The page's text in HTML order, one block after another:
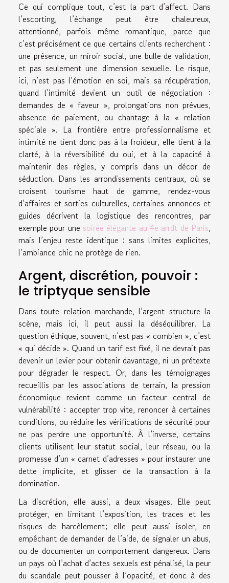
Ce qui complique tout, c’est la part d’affect. Dans
l’escorting, l’échange peut être chaleureux,
attentionné, parfois même romantique, parce que
c’est précisément ce que certains clients recherchent :
une présence, un miroir social, une bulle de validation,
et pas seulement une dimension sexuelle. Le risque,
ici, n’est pas l’émotion en soi, mais sa récupération,
quand l’intimité devient un outil de négociation :
demandes de « faveur », prolongations non prévues,
absence de paiement, ou chantage à la « relation
spéciale ». La frontière entre professionnalisme et
intimité ne tient donc pas à la froideur, elle tient à la
clarté, à la réversibilité du oui, et à la capacité à
maintenir des règles, y compris dans un décor de
séduction. Dans les arrondissements centraux, où se
croisent tourisme haut de gamme, rendez-vous
d’affaires et sorties culturelles, certaines annonces et
guides décrivent la logistique des rencontres, par
exemple pour une soirée élégante au 4e arrdt de Paris,
mais l’enjeu reste identique : sans limites explicites,
l’ambiance chic ne protège de rien.
Argent, discrétion, pouvoir :
le triptyque sensible
Dans toute relation marchande, l’argent structure la
scène, mais ici, il peut aussi la déséquilibrer. La
question éthique, souvent, n’est pas « combien », c’est
« qui décide ». Quand un tarif est fixé, il ne devrait pas
devenir un levier pour obtenir davantage, ni un prétexte
pour dégrader le respect. Or, dans les témoignages
recueillis par les associations de terrain, la pression
économique revient comme un facteur central de
vulnérabilité : accepter trop vite, renoncer à certaines
conditions, ou réduire les vérifications de sécurité pour
ne pas perdre une opportunité. À l’inverse, certains
clients utilisent leur statut social, leur réseau, ou la
promesse d’un « carnet d’adresses » pour instaurer une
dette implicite, et glisser de la transaction à la
domination.
La discrétion, elle aussi, a deux visages. Elle peut
protéger, en limitant l’exposition, les traces et les
risques de harcèlement; elle peut aussi isoler, en
empêchant de demander de l’aide, de signaler un abus,
ou de documenter un comportement dangereux. Dans
un pays où l’achat d’actes sexuels est pénalisé, la peur
du scandale peut pousser à l’opacité, et donc à des